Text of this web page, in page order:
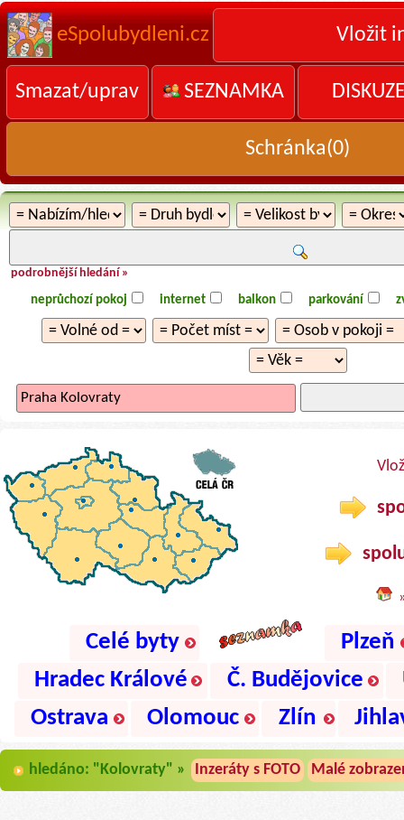
eSpolubydleni.cz Vložit
Smazat/uprav SEZNAMKA
Schránka(0)
podrobnější hledání »
neprůchozí pokoj internet balkon parkování
Celé byty
Plzeň
Hradec Králové
Č. Budějovice
Ostrava
Olomouc Zlín
hledáno: "Kolovraty" » Inzeráty s FOTO Malé